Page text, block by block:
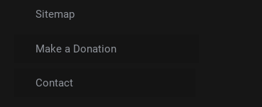
Sitemap
Make a Donation
Contact